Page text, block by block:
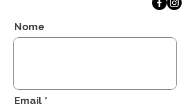
Nome
Email